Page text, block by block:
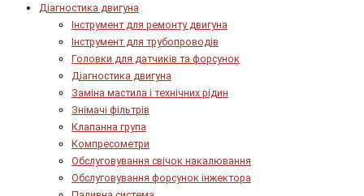
Діагностика двигуна
Інструмент для ремонту двигуна
Інструмент для трубопроводів
Головки для датчиків та форсунок
Діагностика двигуна
Заміна мастила і технічних рідин
Знімачі фільтрів
Клапанна група
Компресометри
Обслуговування свічок накалювання
Обслуговування форсунок інжектора